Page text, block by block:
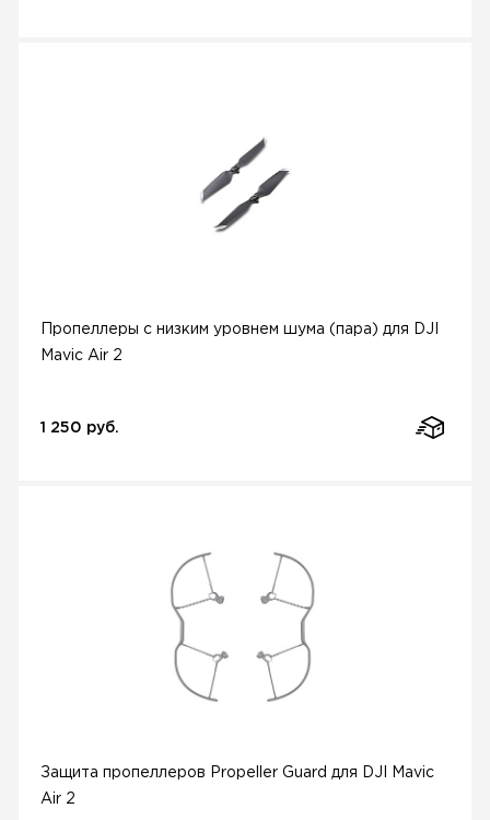
Пропеллеры с низким уровнем шума (пара) для DJI
Mavic Air 2
1 250 руб.
Защита пропеллеров Propeller Guard для DJI Mavic
Air 2